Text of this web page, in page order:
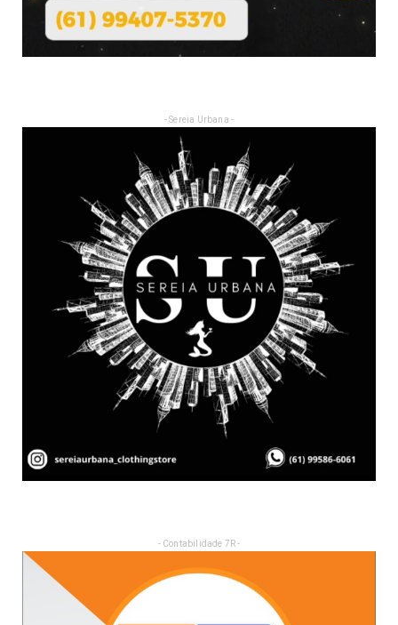
- Sereia Urbana -
- Contabilidade 7R -